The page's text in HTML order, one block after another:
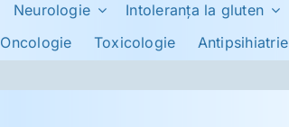
Neurologie Intoleranţa la gluten
Oncologie Toxicologie Antipsihiatrie